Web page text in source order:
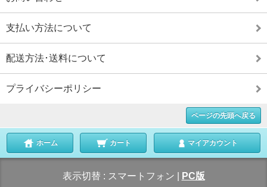
支払い方法について
配送方法･送料について
プライバシーポリシー
ページの先頭へ戻る
ホーム カート マイアカウント
表示切替 : スマートフォン PC版